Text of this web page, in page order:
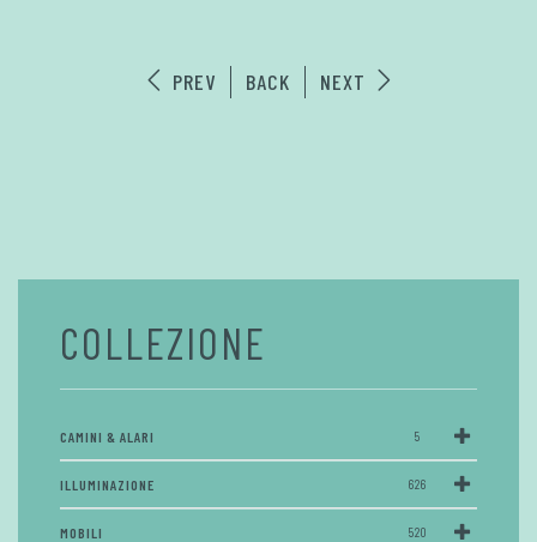
PREV BACK NEXT
COLLEZIONE
CAMINI & ALARI 5
ILLUMINAZIONE 626
MOBILI 520